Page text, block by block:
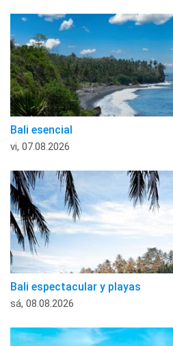
Bali esencial
vi, 07.08.2026
Bali espectacular y playas
sá, 08.08.2026